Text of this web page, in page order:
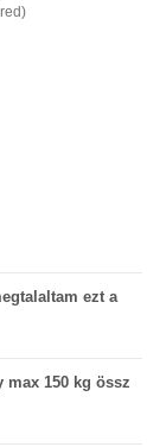
ezt a
max 150 kg össz